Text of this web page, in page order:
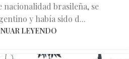
nacionalidad brasileña, se
y había sido d...
LEYENDO